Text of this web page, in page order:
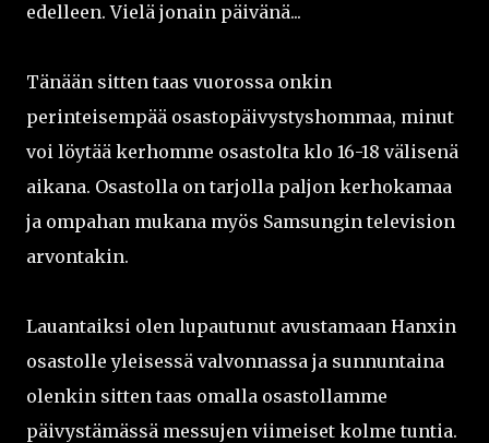
edelleen. Vielä jonain päivänä...
Tänään sitten taas vuorossa onkin
perinteisempää osastopäivystyshommaa, minut
voi löytää kerhomme osastolta klo 16-18 välisenä
aikana. Osastolla on tarjolla paljon kerhokamaa
ja ompahan mukana myös Samsungin television
arvontakin.
Lauantaiksi olen lupautunut avustamaan Hanxin
osastolle yleisessä valvonnassa ja sunnuntaina
olenkin sitten taas omalla osastollamme
päivystämässä messujen viimeiset kolme tuntia.